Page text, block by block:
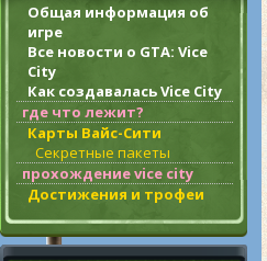
Общая информация об
игре
Все новости о GTA: Vice
City
Как создавалась Vice City
где что лежит?
Карты Вайс-Сити
Секретные пакеты
прохождение vice city
Достижения и трофеи